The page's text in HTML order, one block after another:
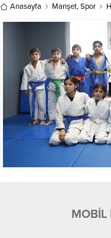
Anasayfa Manşet,Spor
MOBİL